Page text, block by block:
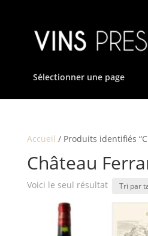
Sélectionner une page
Accueil / Produits identifiés
Château
Voici le seul résultat